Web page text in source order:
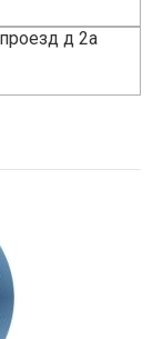
д 2а